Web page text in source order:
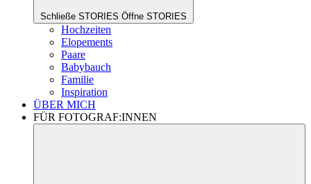
Schließe STORIES Öffne STORIES
Hochzeiten
Elopements
Paare
Babybauch
Familie
Inspiration
ÜBER MICH
FÜR FOTOGRAF:INNEN